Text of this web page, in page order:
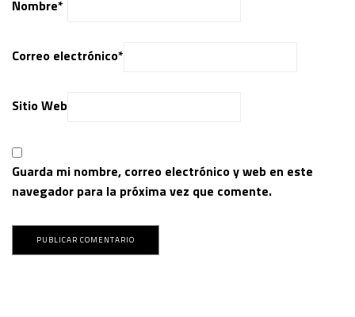
Nombre*
Correo electrónico*
Sitio Web
Guarda mi nombre, correo electrónico y web en este
navegador para la próxima vez que comente.